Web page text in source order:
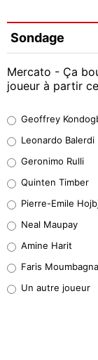
Sondage
Mercato - Ça
joueur à partir
38%
32%
5%
1%
9%
Geoffrey
Leonardo Balerdi
Geronimo Rulli
Quinten Timber
Pierre-Emile
Neal Maupay
Amine Harit
Faris Moumbagna
Un autre joueur